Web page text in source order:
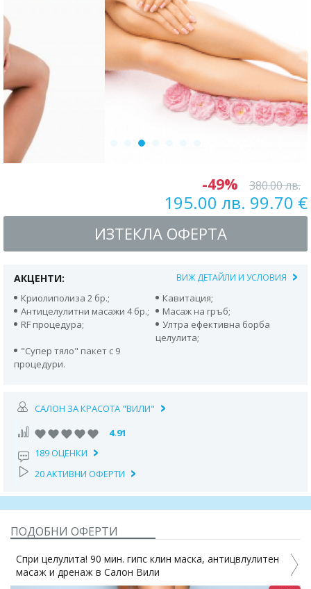
-49% 380.00 лв.
195.00 лв. 99.70 €
ИЗТЕКЛА ОФЕРТА
АКЦЕНТИ: ВИЖ ДЕТАЙЛИ И УСЛОВИЯ
Криолиполиза 2 бр.;
Кавитация;
Антицелулитни масажи 4 бр.;
Масаж на гръб;
RF процедура;
Ултра ефективна борба
целулита;
"Супер тяло" пакет с 9
процедури.
САЛОН ЗА КРАСОТА "ВИЛИ"
4.91
189 ОЦЕНКИ
20 АКТИВНИ ОФЕРТИ
ПОДОБНИ ОФЕРТИ
Спри целулита! 90 мин. гипс клин маска, антицвлулитен
масаж и дренаж в Салон Вили